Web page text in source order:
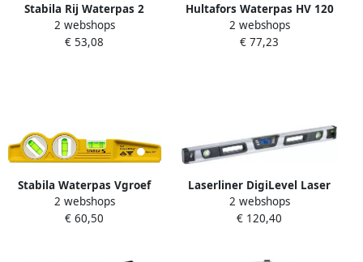
Stabila Rij Waterpas 2
libellen Alu.150 cm 07822
2 webshops
€ 53,08
Hultafors Waterpas HV 120
aluminium 1200 mm
HU411401
2 webshops
€ 77,23
Stabila Waterpas Vgroef
1V1H1x45°libel magn.25cm
16672
2 webshops
€ 60,50
Laserliner DigiLevel Laser
G80 Groen Digitale
waterpas 081.257A
2 webshops
€ 120,40